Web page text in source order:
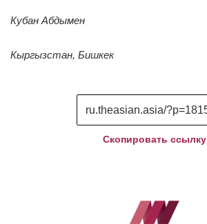
Кубан Абдымен
Кыргызстан, Бишкек
Скопировать ссылку